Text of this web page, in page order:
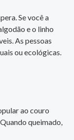
Se você a
e o linho
As pessoas
ou ecológicas.
ao couro
queimado,